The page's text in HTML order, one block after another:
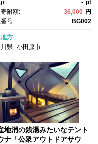
1組2名様 招待券 食
魚 野菜 デザート プレゼ
記念 旅行 ヒルトン小田
褒美 神奈川県 小田原市 】
- pt
附額:
36,000 円
号:
BG002
方
県 小田原市
地消の銭湯みたいなテント
ナ「公衆アウトドアサウ